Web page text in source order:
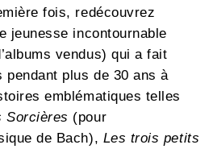
fois, redécouvrez
jeunesse incontournable
vendus) qui a fait
plus de 30 ans à
emblématiques telles
Sorcières (pour
de Bach), Les trois petits